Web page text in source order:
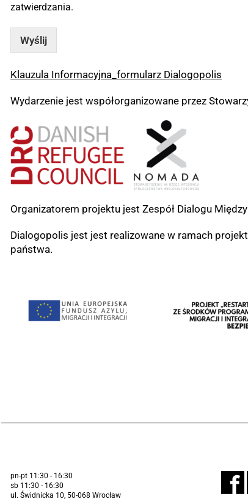
zatwierdzania.
Wyślij
Klauzula Informacyjna_formularz Dialogopolis
Wydarzenie jest współorganizowane przez
Organizatorem projektu jest Zespół Dialogu
Dialogopolis jest jest realizowane w ramach
państwa.
pn-pt 11:30 - 16:30
sb 11:30 - 16:30
ul. Świdnicka 10, 50-068 Wrocław